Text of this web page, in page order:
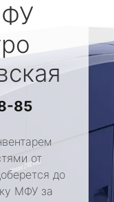
85
от
до
МФУ за